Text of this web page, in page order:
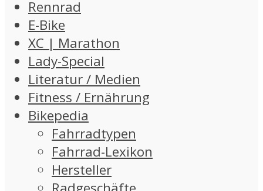
Rennrad
E-Bike
XC | Marathon
Lady-Special
Literatur / Medien
Fitness / Ernährung
Bikepedia
Fahrradtypen
Fahrrad-Lexikon
Hersteller